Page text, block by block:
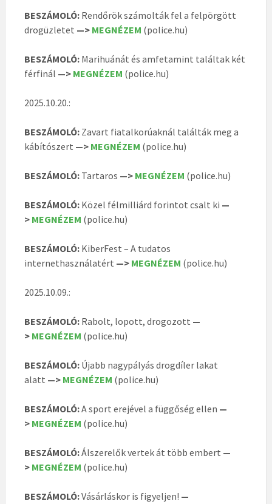
BESZÁMOLÓ: Rendőrök számolták fel a felpörgött
drogüzletet —> MEGNÉZEM (police.hu)
BESZÁMOLÓ: Marihuánát és amfetamint találtak két
férfinál —> MEGNÉZEM (police.hu)
2025.10.20.:
BESZÁMOLÓ: Zavart fiatalkorúaknál találták meg a
kábítószert —> MEGNÉZEM (police.hu)
BESZÁMOLÓ: Tartaros —> MEGNÉZEM (police.hu)
BESZÁMOLÓ: Közel félmilliárd forintot csalt ki —
> MEGNÉZEM (police.hu)
BESZÁMOLÓ: KiberFest – A tudatos
internethasználatért —> MEGNÉZEM (police.hu)
2025.10.09.:
BESZÁMOLÓ: Rabolt, lopott, drogozott —
> MEGNÉZEM (police.hu)
BESZÁMOLÓ: Újabb nagypályás drogdíler lakat
alatt —> MEGNÉZEM (police.hu)
BESZÁMOLÓ:A sport erejével a függőség ellen —
> MEGNÉZEM (police.hu)
BESZÁMOLÓ:Álszerelők vertek át több embert —
> MEGNÉZEM (police.hu)
BESZÁMOLÓ:Vásárláskor is figyeljen! —